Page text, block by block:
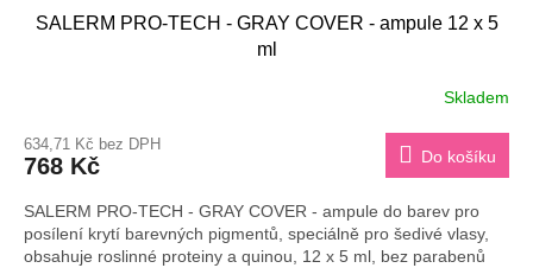
SALERM PRO-TECH - GRAY COVER - ampule 12 x 5
ml
Skladem
634,71 Kč bez DPH
768 Kč Do košíku
SALERM PRO-TECH - GRAY COVER - ampule do barev pro
posílení krytí barevných pigmentů, speciálně pro šedivé vlasy,
obsahuje roslinné proteiny a quinou, 12 x 5 ml, bez parabenů